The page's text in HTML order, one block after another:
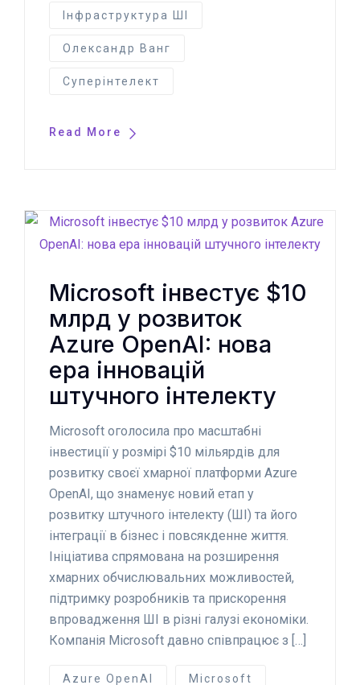
Інфраструктура ШІ
Олександр Ванг
Суперінтелект
Read More
Microsoft інвестує $10
млрд у розвиток
Azure OpenAI: нова
ера інновацій
штучного інтелекту
Microsoft оголосила про масштабні
інвестиції у розмірі $10 мільярдів для
розвитку своєї хмарної платформи Azure
OpenAI, що знаменує новий етап у
розвитку штучного інтелекту (ШІ) та його
інтеграції в бізнес і повсякденне життя.
Ініціатива спрямована на розширення
хмарних обчислювальних можливостей,
підтримку розробників та прискорення
впровадження ШІ в різні галузі економіки.
Компанія Microsoft давно співпрацює з […]
Azure OpenAI Microsoft